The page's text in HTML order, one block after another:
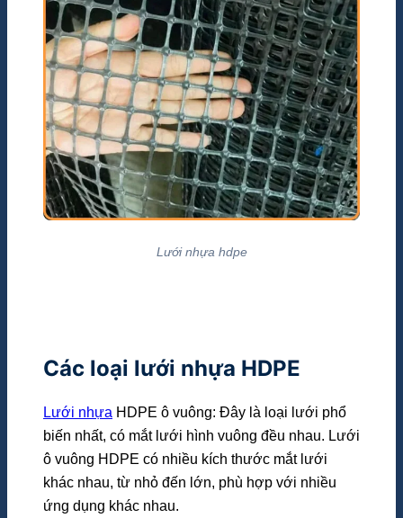
Lưới nhựa hdpe
Các loại lưới nhựa HDPE
Lưới nhựa HDPE ô vuông: Đây là loại lưới phổ
biến nhất, có mắt lưới hình vuông đều nhau. Lưới
ô vuông HDPE có nhiều kích thước mắt lưới
khác nhau, từ nhỏ đến lớn, phù hợp với nhiều
ứng dụng khác nhau.